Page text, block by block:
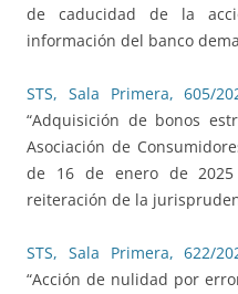
de caducidad de la
información del banco
STS, Sala Primera, 605/
“Adquisición de bonos
Asociación de
de 16 de enero de 2025
reiteración de la
STS, Sala Primera, 622/
“Acción de nulidad por